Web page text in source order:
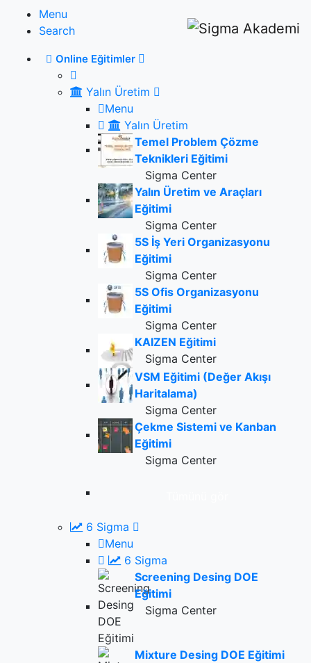
Menu
Search
Online Eğitimler
Yalın Üretim
Menu
Yalın Üretim
Temel Problem Çözme
Teknikleri Eğitimi
Sigma Center
Yalın Üretim ve Araçları
Eğitimi
Sigma Center
5S İş Yeri Organizasyonu
Eğitimi
Sigma Center
5S Ofis Organizasyonu
Eğitimi
Sigma Center
KAIZEN Eğitimi
Sigma Center
VSM Eğitimi (Değer Akışı
Haritalama)
Sigma Center
Çekme Sistemi ve Kanban
Eğitimi
Sigma Center
6 Sigma
Menu
6 Sigma
Screening Desing DOE
Eğitimi
Sigma Center
Mixture Desing DOE Eğitimi